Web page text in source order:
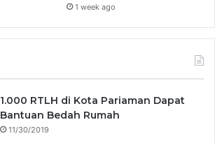
1 week ago
1.000 RTLH di Kota Pariaman Dapat
Bantuan Bedah Rumah
11/30/2019